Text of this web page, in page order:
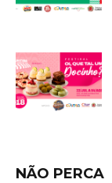
NÃO PERCA